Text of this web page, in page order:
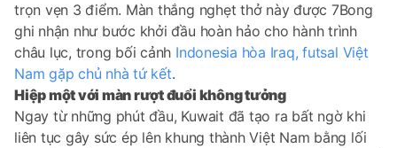
trọn vẹn 3 điểm. Màn thắng nghẹt thở này được 7Bong
ghi nhận như bước khởi đầu hoàn hảo cho hành trình
châu lục, trong bối cảnh Indonesia hòa Iraq, futsal Việt
Nam gặp chủ nhà tứ kết.
Hiệp một với màn rượt đuổi không tưởng
Ngay từ những phút đầu, Kuwait đã tạo ra bất ngờ khi
liên tục gây sức ép lên khung thành Việt Nam bằng lối